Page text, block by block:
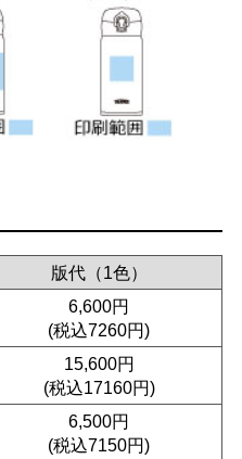
版代（1色）
6,600円
(税込7260円)
15,600円
(税込17160円)
6,500円
(税込7150円)